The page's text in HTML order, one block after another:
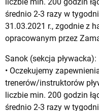
średnio 2-3 razy w
31.03.2021 r., zgodnie z
opracowanym przez
Sanok (sekcja pływacka):
• Oczekujemy
trenerów/instruktorów
liczbie min. 200 godzin
średnio 2-3 razy w